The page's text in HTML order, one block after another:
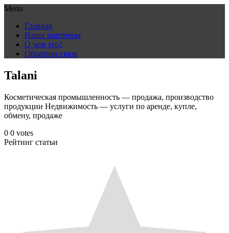
Menu
content
Главная
Наши партнеры
О чем это?
Обратная связь
Talani
Косметическая промышленность — продажа, производство
продукции Недвижимость — услуги по аренде, купле,
обмену, продаже
0 0 votes
Рейтинг статьи